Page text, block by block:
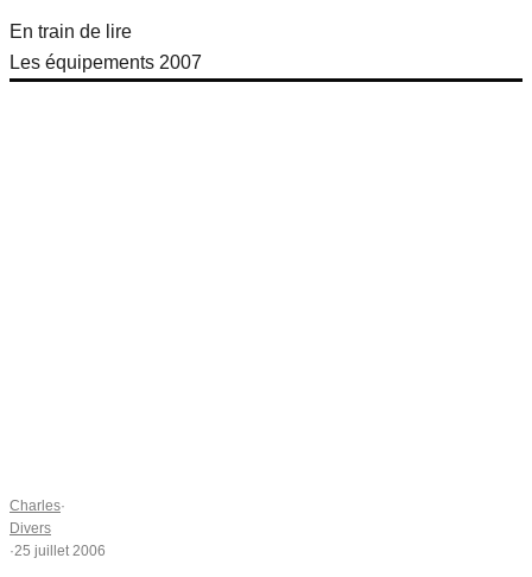
En train de lire
Les équipements 2007
Charles·
Divers
·25 juillet 2006